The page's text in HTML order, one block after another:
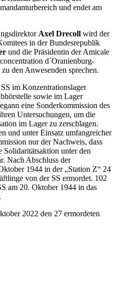
und endet am
Axel Drecoll wird der
in der Bundesrepublik
und die Präsidentin der Amicale
d´Oranienburg-
zu den Anwesenden sprechen.
im Konzentrationslager
sowie im Lager
eine Sonderkommission des
Untersuchungen, um die
im Lager zu zerschlagen.
und unter Einsatz umfangreicher
nur der Nachweis, dass
Solidaritätsaktion unter den
Nach Abschluss der
1944 in der „Station Z“ 24
von der SS ermordet. 102
am 20. Oktober 1944 in das
2022 den 27 ermordeten